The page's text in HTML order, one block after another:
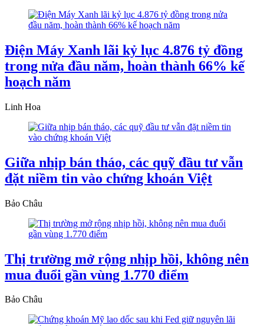
Điện Máy Xanh lãi kỷ lục 4.876 tỷ đồng
trong nửa đầu năm, hoàn thành 66% kế
hoạch năm
Linh Hoa
Giữa nhịp bán tháo, các quỹ đầu tư vẫn
đặt niềm tin vào chứng khoán Việt
Bảo Châu
Thị trường mở rộng nhịp hồi, không nên
mua đuổi gần vùng 1.770 điểm
Bảo Châu